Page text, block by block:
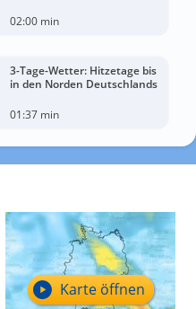
02:00 min
3-Tage-Wetter: Hitzetage bis
in den Norden Deutschlands
01:37 min
Karte öffnen